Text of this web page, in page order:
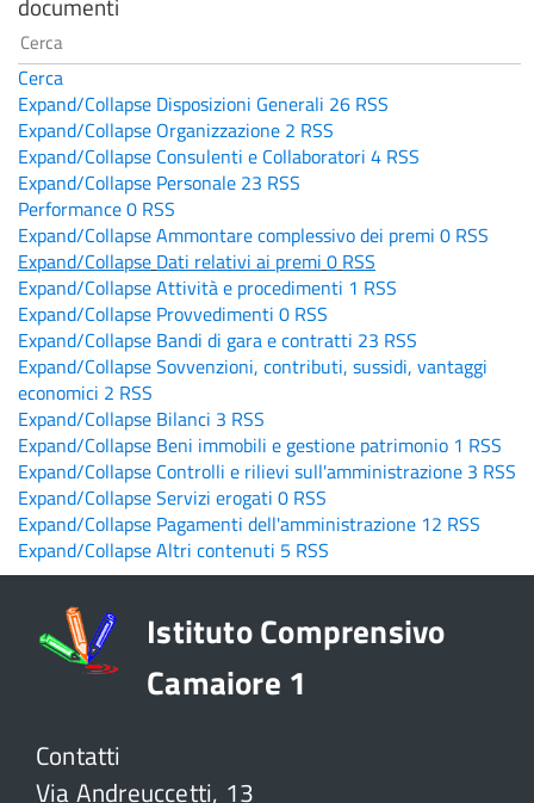
documenti
Cerca
Expand/Collapse Disposizioni Generali 26 RSS
Expand/Collapse Organizzazione 2 RSS
Expand/Collapse Consulenti e Collaboratori 4 RSS
Expand/Collapse Personale 23 RSS
Performance0 RSS
Expand/CollapseAmmontare complessivo dei premi 0 RSS
Expand/Collapse Dati relativi ai premi 0 RSS
Expand/CollapseAttività e procedimenti 1 RSS
Expand/Collapse Provvedimenti 0 RSS
Expand/Collapse Bandi di gara e contratti 23 RSS
Expand/CollapseSovvenzioni, contributi, sussidi, vantaggi
economici 2 RSS
Expand/Collapse Bilanci 3 RSS
Expand/Collapse Beni immobili e gestione patrimonio 1 RSS
Expand/Collapse Controlli e rilievi sull'amministrazione 3 RSS
Expand/CollapseServizi erogati 0 RSS
Expand/Collapse Pagamenti dell'amministrazione 12 RSS
Expand/CollapseAltri contenuti 5 RSS
Istituto Comprensivo
Camaiore 1
Contatti
Via Andreuccetti, 13